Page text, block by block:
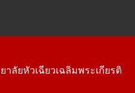
ลัยหัวเฉียวเฉลิมพระเกียรติ